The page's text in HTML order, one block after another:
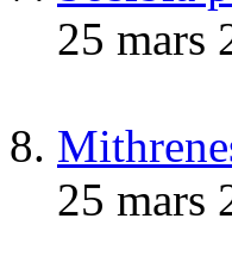
25 mars
25 mars